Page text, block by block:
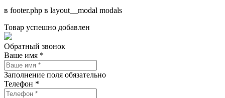
в footer.php в layout__modal modals
Товар успешно добавлен
Обратный звонок
Ваше имя *
Заполнение поля обязательно
Телефон *